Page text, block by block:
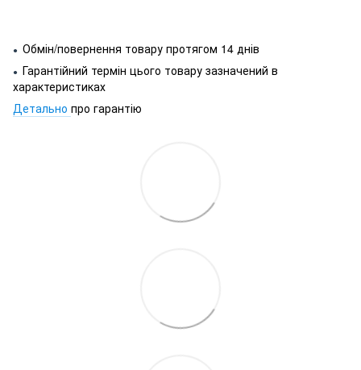
● Обмін/повернення товару протягом 14 днів
● Гарантійний термін цього товару зазначений в
характеристиках
Детально про гарантію